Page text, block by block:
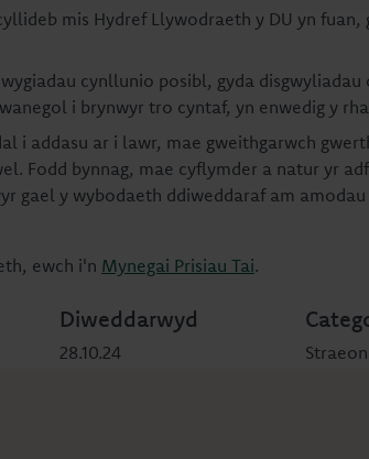
mis Hydref Llywodraeth y DU yn
cynllunio posibl, gyda
i brynwyr tro cyntaf, yn enwedig y
i addasu ar i lawr, mae gweithgarwch
Fodd bynnag, mae cyflymder a natur yr
gael y wybodaeth ddiweddaraf am
ewch i'n Mynegai Prisiau Tai.
Diweddarwyd
28.10.24